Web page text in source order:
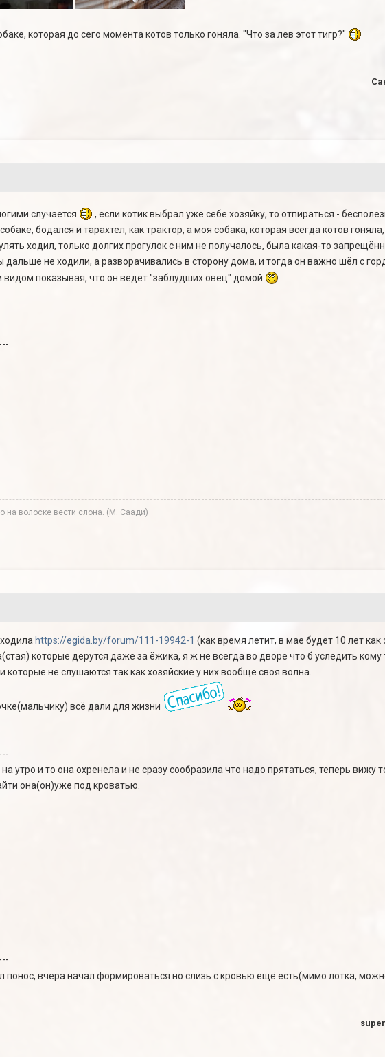
которая до сего момента котов только гоняла. "Что за лев этот тигр?"
случается , если котик выбрал уже себе хозяйку, то отпираться -
бодался и тарахтел, как трактор, а моя собака, которая всегда котов
ходил, только долгих прогулок с ним не получалось, была какая-то
не ходили, а разворачивались в сторону дома, и тогда он важно шёл с
видом показывая, что он ведёт "заблудших овец" домой
волоске вести слона. (М. Саади)
https://egida.by/forum/111-19942-1 (как время летит, в мае будет 10 лет
которые дерутся даже за ёжика, я ж не всегда во дворе что б уследить кому
не слушаются так как хозяйские у них вообще своя волна.
всё дали для жизни
утро и то она охренела и не сразу сообразила что надо прятаться, теперь вижу
она(он)уже под кроватью.
понос, вчера начал формироваться но слизь с кровью ещё есть(мимо лотка,